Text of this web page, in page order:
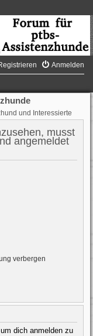
Anmelden
und Interessierte
musst
angemeldet
verbergen
dich anmelden zu